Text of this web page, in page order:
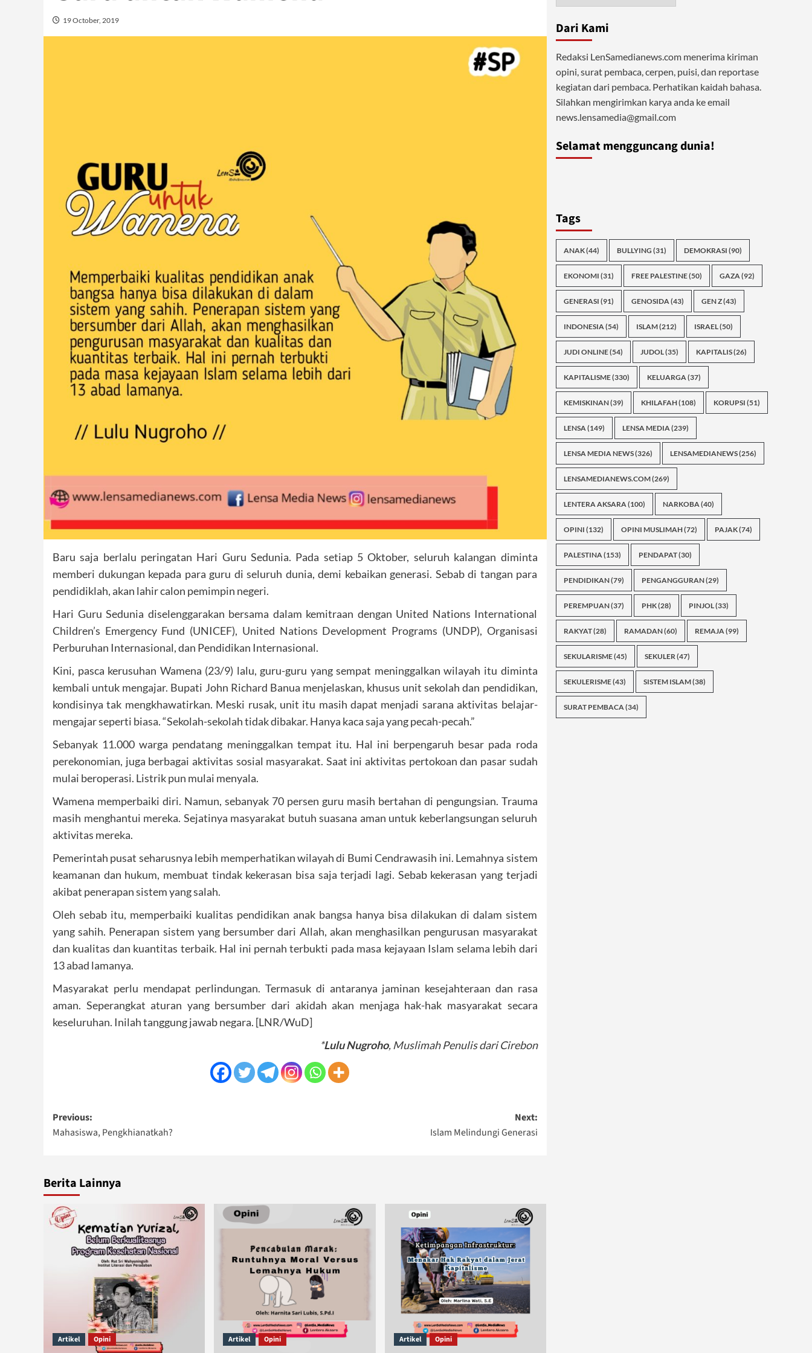
19 October, 2019
Baru saja berlalu peringatan Hari Guru Sedunia. Pada setiap 5 Oktober, seluruh kalangan diminta
memberi dukungan kepada para guru di seluruh dunia, demi kebaikan generasi. Sebab di tangan para
pendidiklah, akan lahir calon pemimpin negeri.
Hari Guru Sedunia diselenggarakan bersama dalam kemitraan dengan United Nations International
Children’s Emergency Fund (UNICEF), United Nations Development Programs (UNDP), Organisasi
Perburuhan Internasional, dan Pendidikan Internasional.
Kini, pasca kerusuhan Wamena (23/9) lalu, guru-guru yang sempat meninggalkan wilayah itu diminta
kembali untuk mengajar. Bupati John Richard Banua menjelaskan, khusus unit sekolah dan pendidikan,
kondisinya tak mengkhawatirkan. Meski rusak, unit itu masih dapat menjadi sarana aktivitas belajar-
mengajar seperti biasa. “Sekolah-sekolah tidak dibakar. Hanya kaca saja yang pecah-pecah.”
Sebanyak 11.000 warga pendatang meninggalkan tempat itu. Hal ini berpengaruh besar pada roda
perekonomian, juga berbagai aktivitas sosial masyarakat. Saat ini aktivitas pertokoan dan pasar sudah
mulai beroperasi. Listrik pun mulai menyala.
Wamena memperbaiki diri. Namun, sebanyak 70 persen guru masih bertahan di pengungsian. Trauma
masih menghantui mereka. Sejatinya masyarakat butuh suasana aman untuk keberlangsungan seluruh
aktivitas mereka.
Pemerintah pusat seharusnya lebih memperhatikan wilayah di Bumi Cendrawasih ini. Lemahnya sistem
keamanan dan hukum, membuat tindak kekerasan bisa saja terjadi lagi. Sebab kekerasan yang terjadi
akibat penerapan sistem yang salah.
Oleh sebab itu, memperbaiki kualitas pendidikan anak bangsa hanya bisa dilakukan di dalam sistem
yang sahih. Penerapan sistem yang bersumber dari Allah, akan menghasilkan pengurusan masyarakat
dan kualitas dan kuantitas terbaik. Hal ini pernah terbukti pada masa kejayaan Islam selama lebih dari
13 abad lamanya.
Masyarakat perlu mendapat perlindungan. Termasuk di antaranya jaminan kesejahteraan dan rasa
aman. Seperangkat aturan yang bersumber dari akidah akan menjaga hak-hak masyarakat secara
keseluruhan. Inilah tanggung jawab negara. [LNR/WuD]
*Lulu Nugroho, Muslimah Penulis dari Cirebon
Post
navigation
Previous:
Mahasiswa, Pengkhianatkah?
Next:
Islam Melindungi Generasi
Berita Lainnya
Artikel Opini Artikel Opini Artikel Opini
Dari Kami
Redaksi LenSamedianews.com menerima kiriman
opini, surat pembaca, cerpen, puisi, dan reportase
kegiatan dari pembaca. Perhatikan kaidah bahasa.
Silahkan mengirimkan karya anda ke email
news.lensamedia@gmail.com
Selamat mengguncang dunia!
Tags
ANAK(44) BULLYING (31) DEMOKRASI (90)
EKONOMI (31) FREE PALESTINE(50) GAZA(92)
GENERASI (91) GENOSIDA(43) GEN Z(43)
INDONESIA(54) ISLAM(212) ISRAEL(50)
JUDI ONLINE(54) JUDOL(35) KAPITALIS(26)
KAPITALISME(330) KELUARGA(37)
KEMISKINAN(39) KHILAFAH(108) KORUPSI (51)
LENSA(149) LENSA MEDIA(239)
LENSA MEDIA NEWS(326) LENSAMEDIANEWS(256)
LENSAMEDIANEWS.COM(269)
LENTERA AKSARA(100) NARKOBA(40)
OPINI (132) OPINI MUSLIMAH(72) PAJAK(74)
PALESTINA(153) PENDAPAT(30)
PENDIDIKAN(79) PENGANGGURAN(29)
PEREMPUAN(37) PHK(28) PINJOL(33)
RAKYAT(28) RAMADAN(60) REMAJA(99)
SEKULARISME(45) SEKULER(47)
SEKULERISME(43) SISTEM ISLAM(38)
SURAT PEMBACA(34)